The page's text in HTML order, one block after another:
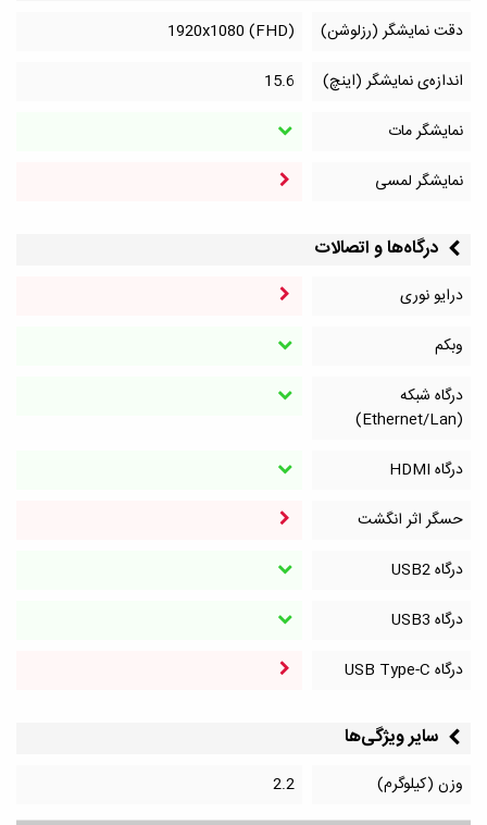
دقت نمایشگر (رزلوشن)
1920x1080 (FHD)
اندازه‌ی نمایشگر (اینچ)
15.6
نمایشگر مات
نمایشگر لمسی
درگاه‌ها و اتصالات
درایو نوری
وبکم
درگاه شبکه
(Ethernet/Lan)
درگاه HDMI
حسگر اثر انگشت
درگاه‌ USB2
درگاه‌ USB3
درگاه‌ USB Type-C
سایر ویژگی‌ها
وزن (کیلوگرم) 2.2